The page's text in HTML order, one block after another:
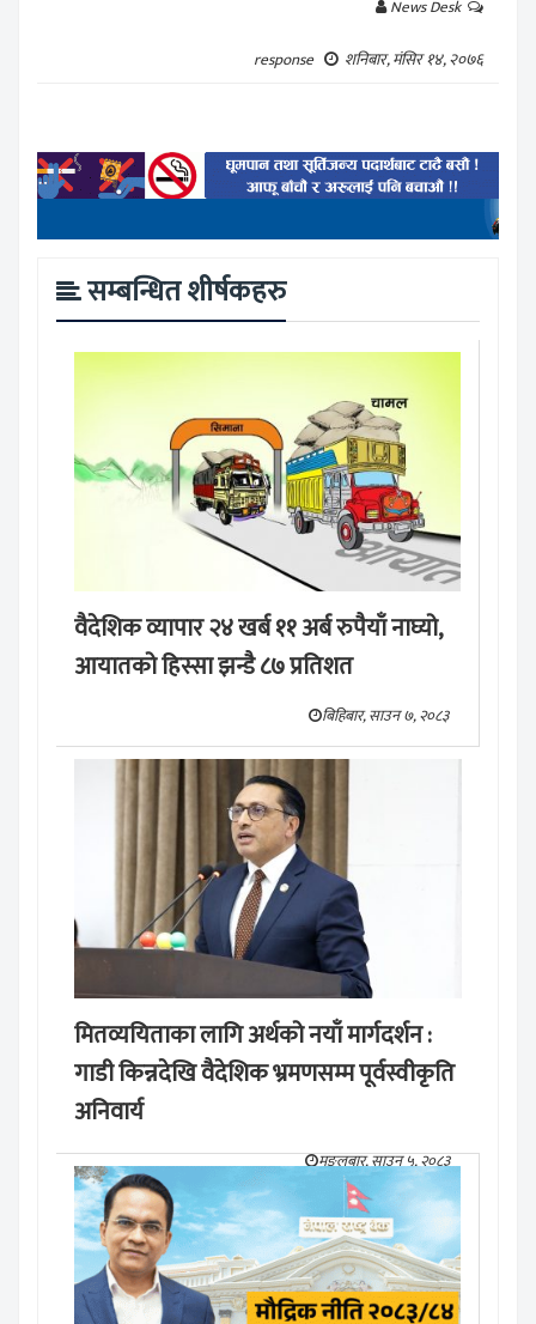
News Desk
response
शनिबार, मंसिर १४, २०७६
सम्बन्धित शीर्षकहरु
वैदेशिक व्यापार २४ खर्ब ११ अर्ब रुपैयाँ नाघ्यो,
आयातको हिस्सा झन्डै ८७ प्रतिशत
बिहिबार, साउन ७, २०८३
मितव्ययिताका लागि अर्थको नयाँ मार्गदर्शन :
गाडी किन्नदेखि वैदेशिक भ्रमणसम्म पूर्वस्वीकृति
अनिवार्य
मङ्लबार, साउन ५, २०८३